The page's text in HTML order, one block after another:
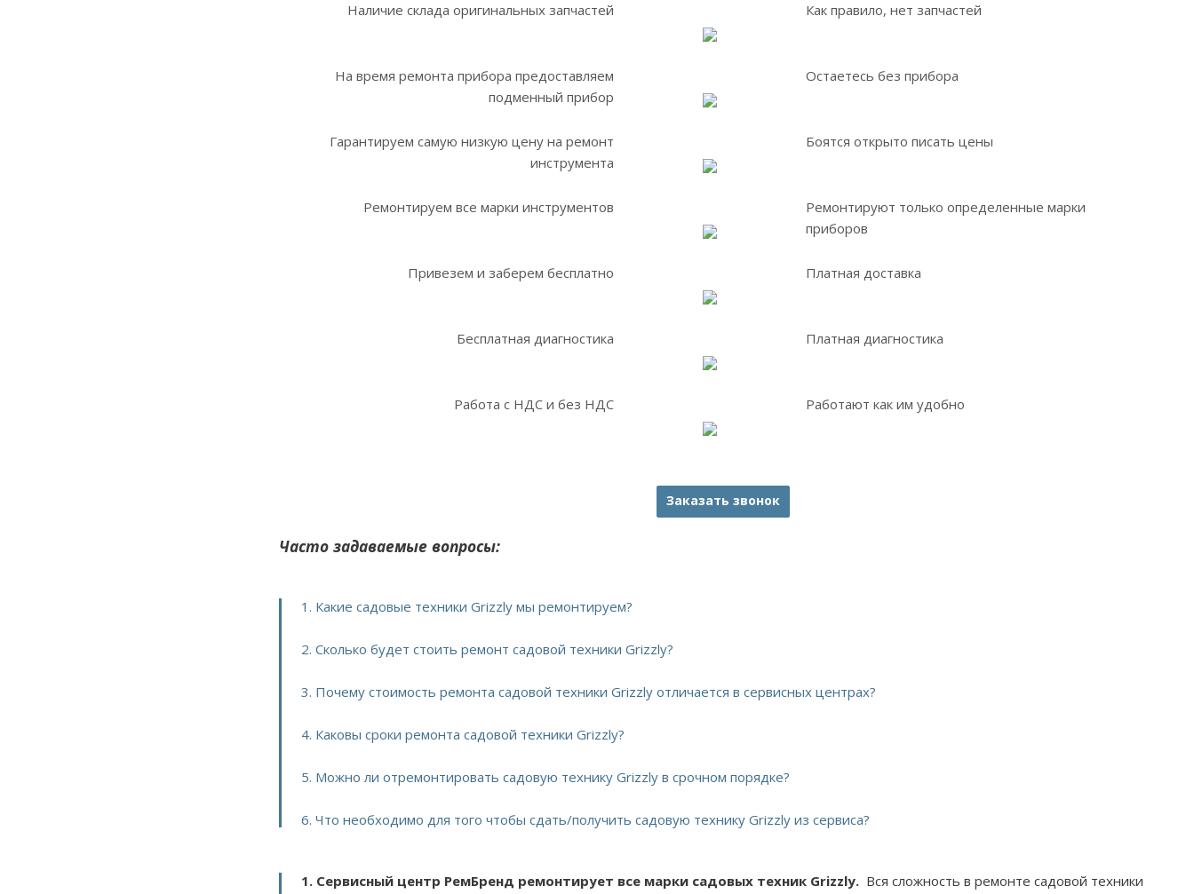
Наличие склада оригинальных запчастей
На время ремонта прибора предоставляем
подменный прибор
Гарантируем самую низкую цену на ремонт
инструмента
Ремонтируем все марки инструментов
Привезем и заберем бесплатно
Бесплатная диагностика
Работа с НДС и без НДС
Как правило, нет запчастей
Остаетесь без прибора
Боятся открыто писать цены
Ремонтируют только определенные марки
приборов
Платная доставка
Платная диагностика
Работают как им удобно
Заказать звонок
Часто задаваемые вопросы:
1. Какие садовые техники Grizzly мы ремонтируем?
2. Сколько будет стоить ремонт садовой техники Grizzly?
3. Почему стоимость ремонта садовой техники Grizzly отличается в сервисных центрах?
4. Каковы сроки ремонта садовой техники Grizzly?
5. Можно ли отремонтировать садовую технику Grizzly в срочном порядке?
6. Что необходимо для того чтобы сдать/получить садовую технику Grizzly из сервиса?
1. Сервисный центр РемБренд ремонтирует все марки садовых техник Grizzly. Вся сложность в ремонте садовой техники